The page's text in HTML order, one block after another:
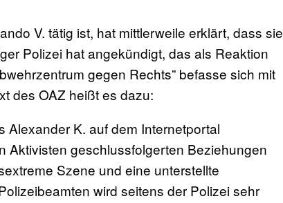
V. tätig ist, hat mittlerweile erklärt, dass sie
Polizei hat angekündigt, das als Reaktion
gegen Rechts” befasse sich mit
des OAZ heißt es dazu:
Alexander K. auf dem Internetportal
Aktivisten geschlussfolgerten Beziehungen
Szene und eine unterstellte
wird seitens der Polizei sehr